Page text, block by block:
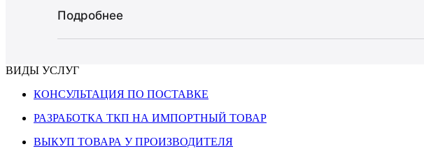
Подробнее
ВИДЫ УСЛУГ
КОНСУЛЬТАЦИЯ ПО ПОСТАВКЕ
РАЗРАБОТКА ТКП НА ИМПОРТНЫЙ ТОВАР
ВЫКУП ТОВАРА У ПРОИЗВОДИТЕЛЯ